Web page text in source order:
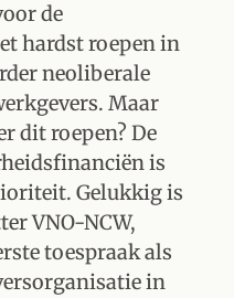
de
hardst roepen in
neoliberale
Maar
dit roepen? De
is
Gelukkig is
VNO-NCW,
toespraak als
in